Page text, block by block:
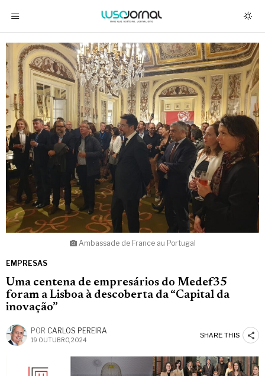
Ambassade de France au Portugal
EMPRESAS
Uma centena de empresários do Medef35
foram a Lisboa à descoberta da “Capital da
inovação”
POR CARLOS PEREIRA
19 OUTUBRO, 2024
SHARE THIS